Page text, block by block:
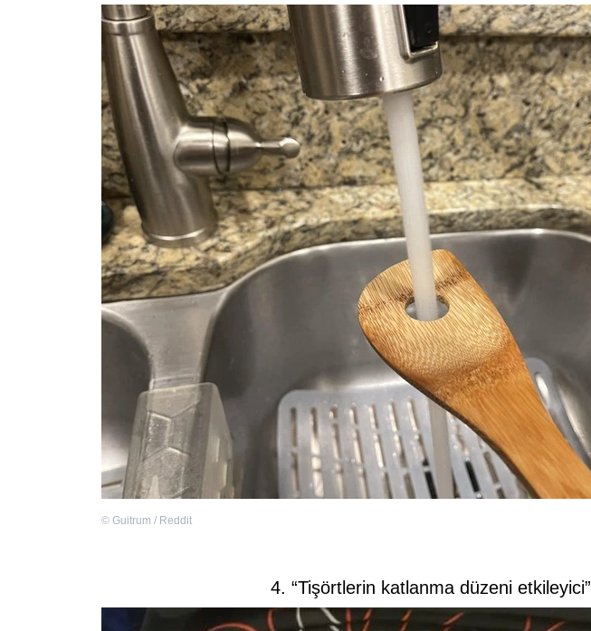
© Guitrum / Reddit
4. “Tişörtlerin katlanma düzeni etkileyici”